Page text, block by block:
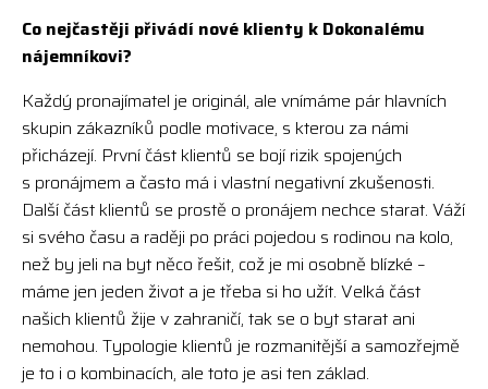
Co nejčastěji přivádí nové klienty k Dokonalému
nájemníkovi?
Každý pronajímatel je originál, ale vnímáme pár hlavních
skupin zákazníků podle motivace, s kterou za námi
přicházejí. První část klientů se bojí rizik spojených
s pronájmem a často má i vlastní negativní zkušenosti.
Další část klientů se prostě o pronájem nechce starat. Váží
si svého času a raději po práci pojedou s rodinou na kolo,
než by jeli na byt něco řešit, což je mi osobně blízké –
máme jen jeden život a je třeba si ho užít. Velká část
našich klientů žije v zahraničí, tak se o byt starat ani
nemohou. Typologie klientů je rozmanitější a samozřejmě
je to i o kombinacích, ale toto je asi ten základ.